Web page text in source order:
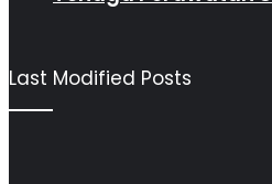
Last Modified Posts